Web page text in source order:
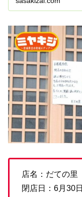
店名：だての里
閉店日：6月30日